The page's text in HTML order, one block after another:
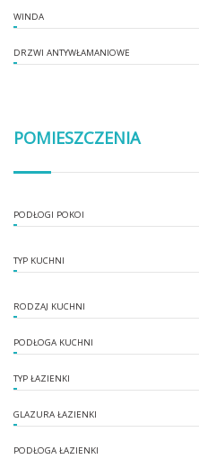
WINDA
DRZWI ANTYWŁAMANIOWE
POMIESZCZENIA
PODŁOGI POKOI
TYP KUCHNI
RODZAJ KUCHNI
PODŁOGA KUCHNI
TYP ŁAZIENKI
GLAZURA ŁAZIENKI
PODŁOGA ŁAZIENKI